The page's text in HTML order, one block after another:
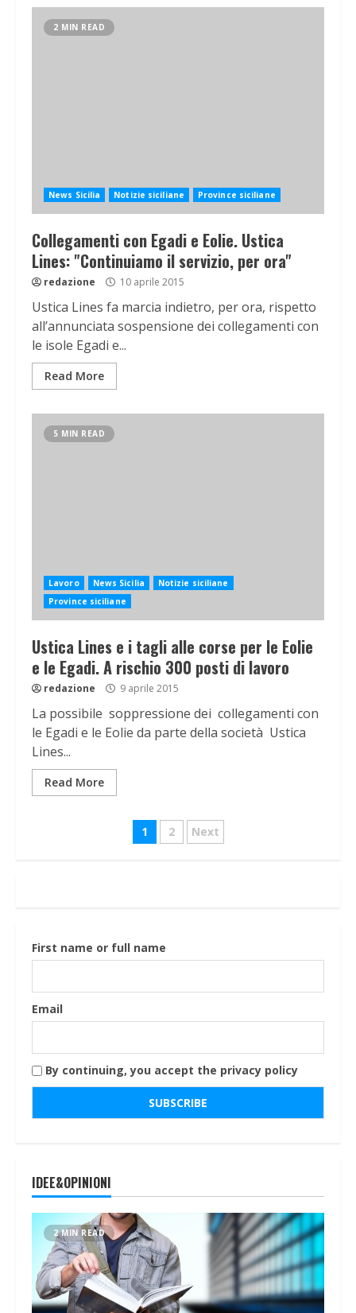
2 MIN READ
News Sicilia Notizie siciliane Province siciliane
Collegamenti con Egadi e Eolie. Ustica
Lines: "Continuiamo il servizio, per ora"
redazione 10 aprile 2015
Ustica Lines fa marcia indietro, per ora, rispetto
all’annunciata sospensione dei collegamenti con
le isole Egadi e...
Read More
5 MIN READ
Lavoro News Sicilia
Notizie siciliane
Province siciliane
Ustica Lines e i tagli alle corse per le Eolie
e le Egadi. A rischio 300 posti di lavoro
redazione 9 aprile 2015
La possibile soppressione dei collegamenti con
le Egadi e le Eolie da parte della società Ustica
Lines...
Read More
Navigazione
1 2 Next
First name or full name
Email
By continuing, you accept the privacy policy
IDEE&OPINIONI
2 MIN READ